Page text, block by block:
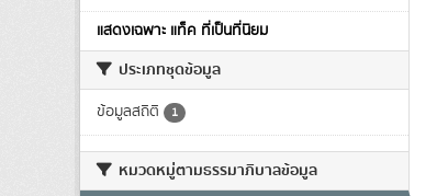
แสดงเฉพาะ แท็ค ที่เป็นที่นิยม
ประเภทชุดข้อมูล
ข้อมูลสถิติ 1
หมวดหมู่ตามธรรมาภิบาลข้อมูล